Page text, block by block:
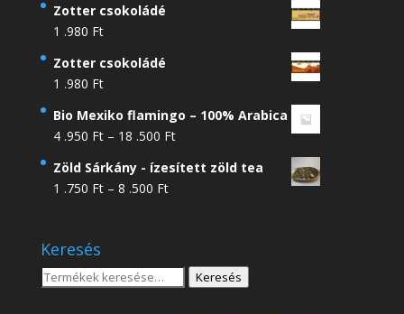
Zotter csokoládé
1 .980 Ft
Zotter csokoládé
1 .980 Ft
Bio Mexiko flamingo – 100% Arabica
4 .950 Ft – 18 .500 FtÁrtartomány:
.950 Ft
Zöld Sárkány - ízesített zöld tea
1 .750 Ft – 8 .500 FtÁrtartomány:
8
.500 Ft
Keresés
Keresés
Keresés